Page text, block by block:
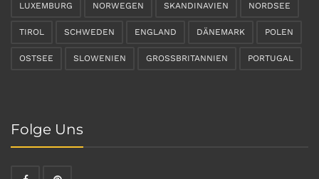
LUXEMBURG NORWEGEN SKANDINAVIEN NORDSEE
TIROL SCHWEDEN ENGLAND DÄNEMARK POLEN
OSTSEE SLOWENIEN GROSSBRITANNIEN PORTUGAL
Folge Uns